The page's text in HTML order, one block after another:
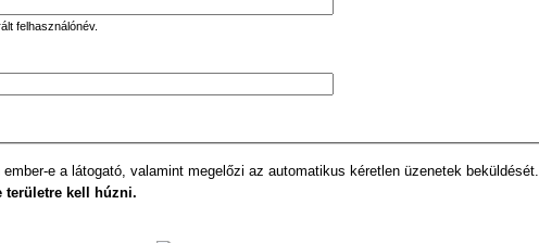
felhasználónév.
e a látogató, valamint megelőzi az automatikus kéretlen üzenetek beküldését.
területre kell húzni.